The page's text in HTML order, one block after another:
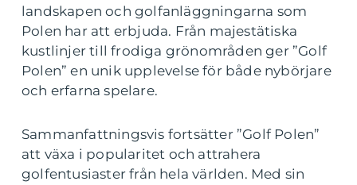
landskapen och golfanläggningarna som
Polen har att erbjuda. Från majestätiska
kustlinjer till frodiga grönområden ger ”Golf
Polen” en unik upplevelse för både nybörjare
och erfarna spelare.
Sammanfattningsvis fortsätter ”Golf Polen”
att växa i popularitet och attrahera
golfentusiaster från hela världen. Med sin